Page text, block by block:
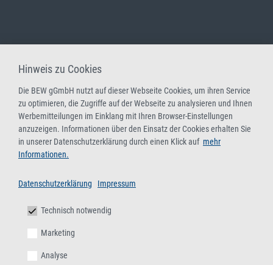
Hinweis zu Cookies
Die BEW gGmbH nutzt auf dieser Webseite Cookies, um ihren Service
zu optimieren, die Zugriffe auf der Webseite zu analysieren und Ihnen
Werbemitteilungen im Einklang mit Ihren Browser-Einstellungen
anzuzeigen. Informationen über den Einsatz der Cookies erhalten Sie
in unserer Datenschutzerklärung durch einen Klick auf mehr
Informationen.
Datenschutzerklärung Impressum
Technisch notwendig
Marketing
Analyse